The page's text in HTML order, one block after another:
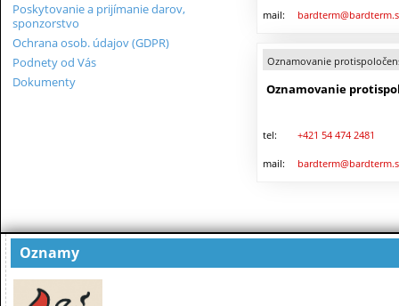
Poskytovanie a prijímanie darov,
sponzorstvo
Ochrana osob. údajov (GDPR)
Podnety od Vás
Dokumenty
mail:
Oznamovanie
Oznamovanie
tel: +421 54 474 2481
mail:
Oznamy